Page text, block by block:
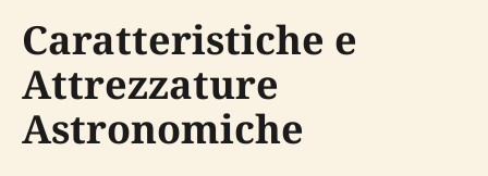
Caratteristiche e
Attrezzature
Astronomiche